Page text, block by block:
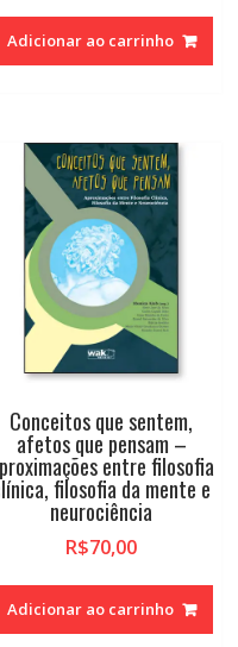
Adicionar ao carrinho
Conceitos que sentem,
afetos que pensam –
entre filosofia
filosofia da mente e
neurociência
R$70,00
Adicionar ao carrinho